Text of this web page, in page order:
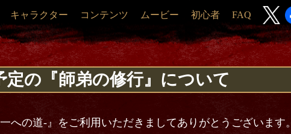
キャラクター コンテンツ ムービー 初心者 FAQ
定の『師弟の修行』について
への道-』をご利用いただきましてありがとうございます。